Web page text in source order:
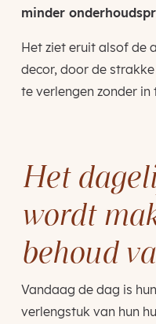
minder
Het ziet eruit alsof de
decor, door de
te verlengen zonder
Het
wordt
behoud
Vandaag de dag is
verlengstuk van hun